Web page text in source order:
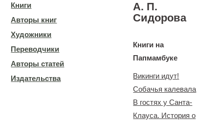
Книги
Авторы книг
Художники
Переводчики
Авторы статей
Издательства
А. П.
Сидорова
Книги на
Папмамбуке
Викинги идут!
Собачья калевала
В гостях у Санта-
Клауса. История о